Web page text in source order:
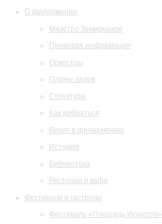
О филармонии
Маэстро Темирканов
Правовая информация
Оркестры
Планы залов
Структура
Как добраться
Визит в филармонию
История
Библиотека
Ресторан и кафе
Фестивали и гастроли
Фестиваль «Площадь Искусств»